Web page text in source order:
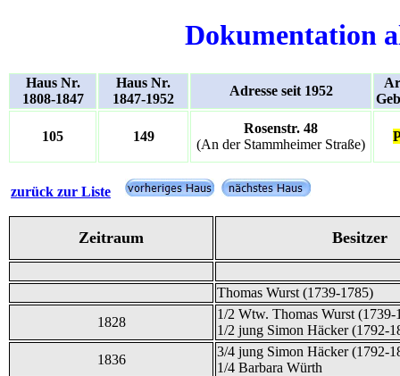
Dokumentation
Haus Nr.
1808-1847
Haus Nr.
1847-1952
Adresse seit 1952
105 149
Rosenstr. 48
(An der Stammheimer Straße)
zurück zur Liste
Zeitraum Besitzer
Thomas Wurst (1739-1785)
1828
1/2 Wtw. Thomas Wurst (1739-
1/2 jung Simon Häcker (1792-
1836
3/4 jung Simon Häcker (1792-
1/4 Barbara Würth